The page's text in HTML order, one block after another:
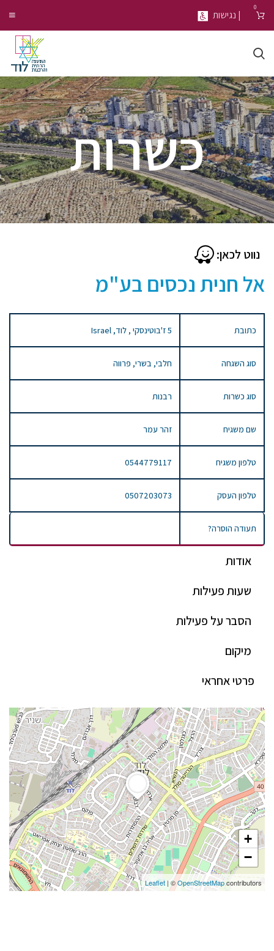
0
| נגישות
כשרות
אודות
שעות פעילות
הסבר על פעילות
מיקום
פרטי אחראי
נווט לכאן:
אל חנית נכסים בע"מ
כתובת 5 ז'בוטינסקי , לוד, Israel
סוג השגחה חלבי, בשרי, פרווה
סוג כשרות רבנות
שם משגיח זהר עמר
טלפון משגיח 0544779117
טלפון העסק 0507203073
תעודה הוסרה?
+
−
Leaflet| ©OpenStreetMapcontributors